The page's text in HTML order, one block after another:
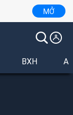
MỞ
BXH